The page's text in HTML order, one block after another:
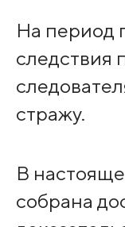
На период
следствия
стражу.
В
собрана